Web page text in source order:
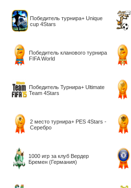
Победитель турнира+ Unique
cup 4Stars
Победитель кланового турнира
FIFA World
Победитель Турнира+ Ultimate
Team 4Stars
2 место турнира+ PES 4Stars -
Серебро
1000 игр за клуб Вердер
Бремен (Германия)